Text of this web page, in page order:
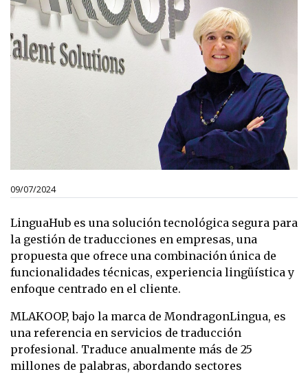
09/07/2024
LinguaHub es una solución tecnológica segura para
la gestión de traducciones en empresas, una
propuesta que ofrece una combinación única de
funcionalidades técnicas, experiencia lingüística y
enfoque centrado en el cliente.
MLAKOOP, bajo la marca de MondragonLingua, es
una referencia en servicios de traducción
profesional. Traduce anualmente más de 25
millones de palabras, abordando sectores